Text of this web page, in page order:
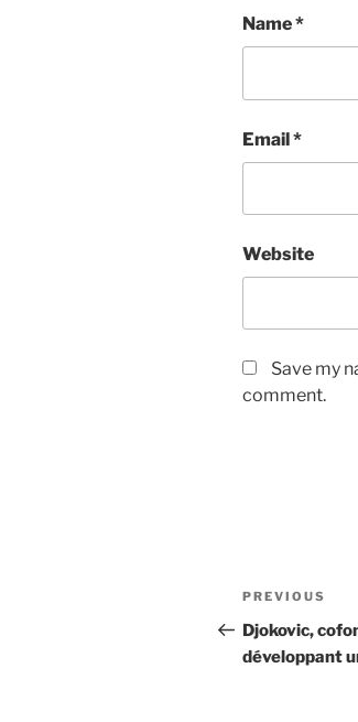
Name*
Email*
Website
Save my
comment.
Post
Previous
Post
PREVIOUS
Djokovic,
développant